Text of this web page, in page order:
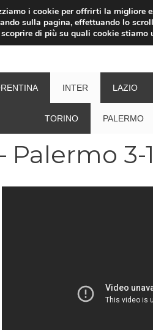
INTER LAZIO
TORINO PALERMO
Palermo 3-1
i cookie per offrirti la migliore
sulla pagina, effettuando lo
scoprire di più su quali cookie